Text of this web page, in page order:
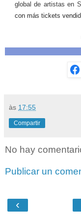
global de artistas en
con más tickets
às 17:55
Compartir
No hay
Publicar un
‹